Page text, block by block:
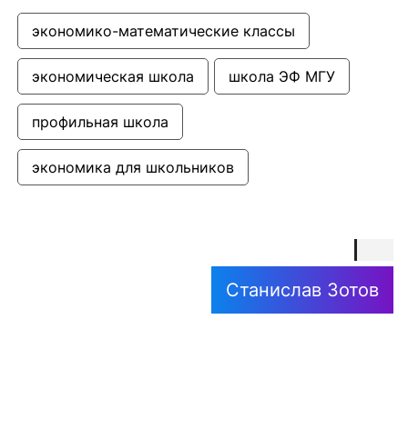
экономико-математические классы
экономическая школа школа ЭФ МГУ
профильная школа
экономика для школьников
Станислав Зотов